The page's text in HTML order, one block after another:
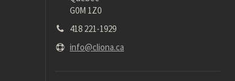
G0M 1Z0
418 221-1929
info@cliona.ca